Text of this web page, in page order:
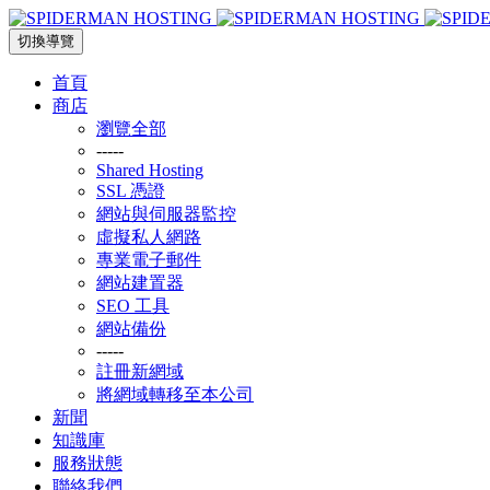
切換導覽
首頁
商店
瀏覽全部
-----
Shared Hosting
SSL 憑證
網站與伺服器監控
虛擬私人網路
專業電子郵件
網站建置器
SEO 工具
網站備份
-----
註冊新網域
將網域轉移至本公司
新聞
知識庫
服務狀態
聯絡我們